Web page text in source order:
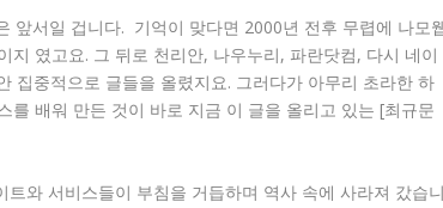
앞서일 겁니다. 기억이 맞다면 2000년 전후 무렵에 나모
였고요. 그 뒤로 천리안, 나우누리, 파란닷컴, 다시 네이
집중적으로 글들을 올렸지요. 그러다가 아무리 초라한 하
를 배워 만든 것이 바로 지금 이 글을 올리고 있는 [최규문
와 서비스들이 부침을 거듭하며 역사 속에 사라져 갔습니